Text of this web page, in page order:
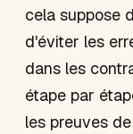
cela suppose
d'éviter les
dans les
étape par
les preuves